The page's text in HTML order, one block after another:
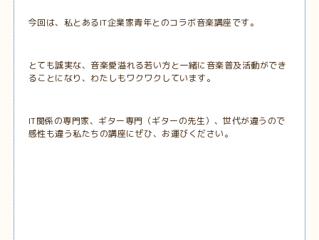
今回は、私とあるIT企業家青年とのコラボ音楽講座です。
とても誠実な、音楽愛溢れる若い方と一緒に音楽普及活動ができ
ることになり、わたしもワクワクしています。
IT関係の専門家、ギター専門（ギターの先生）、世代が違うので
感性も違う私たちの講座にぜひ、お運びください。